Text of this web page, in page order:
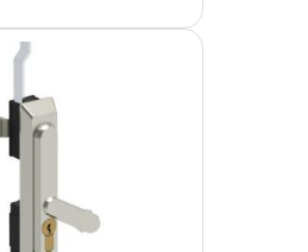
Торговля и HoReCa